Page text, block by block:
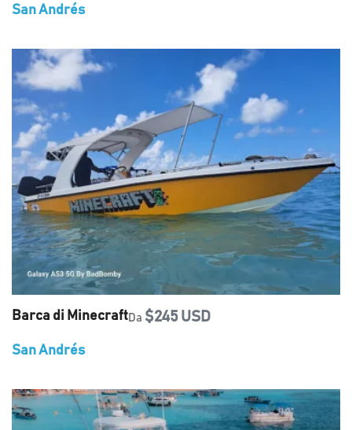
San Andrés
Barca di MinecraftDa $245 USD
San Andrés